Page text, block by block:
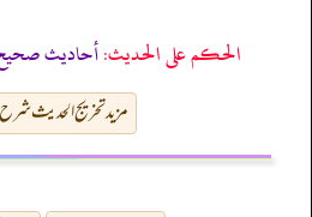
الحكم على الحديث:أحاديث
مزید تخریج الحدیث